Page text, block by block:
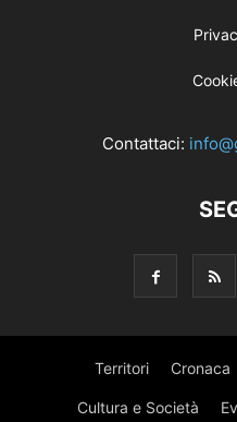
Contattaci:
Territori Cronaca
Cultura e Società